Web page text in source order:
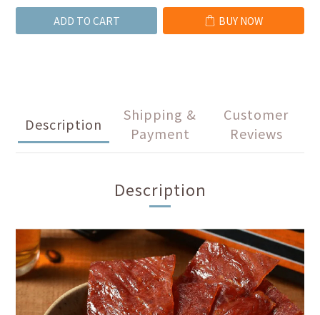
ADD TO CART BUY NOW
Description
Shipping &
Payment
Customer
Reviews
Description